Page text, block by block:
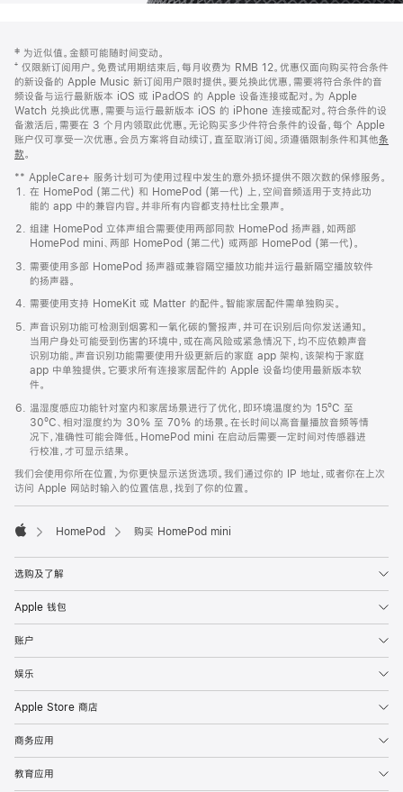
页
页
脚
注
‡ 为近似值。金额可能随时间变动。
⁺ 仅限新订阅用户。免费试用期结束后，每月收费为 RMB 12。优惠仅面向购买符合条件
的新设备的 Apple Music 新订阅用户限时提供。要兑换此优惠，需要将符合条件的音
频设备与运行最新版本 iOS 或 iPadOS 的 Apple 设备连接或配对。为 Apple
Watch 兑换此优惠，需要与运行最新版本 iOS 的 iPhone 连接或配对。符合条件的设
备激活后，需要在 3 个月内领取此优惠。无论购买多少件符合条件的设备，每个 Apple
账户仅可享受一次优惠。会员方案将自动续订，直至取消订阅。须遵循限制条件和其他条
款。
窗
口
中
打
开)
** AppleCare+ 服务计划可为使用过程中发生的意外损坏提供不限次数的保修服务。
在 HomePod (第二代) 和 HomePod (第一代) 上，空间音频适用于支持此功
能的 app 中的兼容内容。并非所有内容都支持杜比全景声。
组建 HomePod 立体声组合需要使用两部同款 HomePod 扬声器，如两部
HomePod mini、两部 HomePod (第二代) 或两部 HomePod (第一代)。
需要使用多部 HomePod 扬声器或兼容隔空播放功能并运行最新隔空播放软件
的扬声器。
需要使用支持 HomeKit 或 Matter 的配件。智能家居配件需单独购买。
声音识别功能可检测到烟雾和一氧化碳的警报声，并可在识别后向你发送通知。
当用户身处可能受到伤害的环境中，或在高风险或紧急情况下，均不应依赖声音
识别功能。声音识别功能需要使用升级更新后的家庭 app 架构，该架构于家庭
app 中单独提供。它要求所有连接家居配件的 Apple 设备均使用最新版本软
件。
温湿度感应功能针对室内和家居场景进行了优化，即环境温度约为 15ºC 至
30ºC、相对湿度约为 30% 至 70% 的场景。在长时间以高音量播放音频等情
况下，准确性可能会降低。HomePod mini 在启动后需要一定时间对传感器进
行校准，才可显示结果。
我们会使用你所在位置，为你更快显示送货选项。我们通过你的 IP 地址，或者你在上次
访问 Apple 网站时输入的位置信息，找到了你的位置。
HomePod 购买 HomePod mini
选购及了解
Apple 钱包
账户
娱乐
Apple Store 商店
商务应用
教育应用